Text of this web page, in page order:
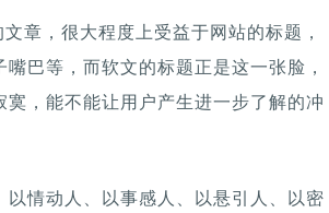
章，很大程度上受益于网站的标题，
巴等，而软文的标题正是这一张脸，
，能不能让用户产生进一步了解的冲
情动人、以事感人、以悬引人、以密